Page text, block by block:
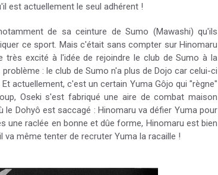
est actuellement le seul adhérent !
de sa ceinture de Sumo (Mawashi) qu'ils
ce sport. Mais c'était sans compter sur Hinomaru
très excité à l'idée de rejoindre le club de Sumo à la
: le club de Sumo n'a plus de Dojo car celui-ci
actuellement, c'est un certain Yuma Gôjo qui "règne"
Oseki s'est fabriqué une aire de combat maison
Dohyô est saccagé : Hinomaru va défier Yuma pour
une raclée en bonne et dûe forme, Hinomaru est bien
même tenter de recruter Yuma la racaille !